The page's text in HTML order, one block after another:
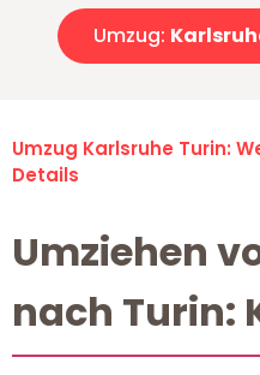
Umzug:
Umzug Karlsruhe Turin:
Details
Umziehen
nach Turin: